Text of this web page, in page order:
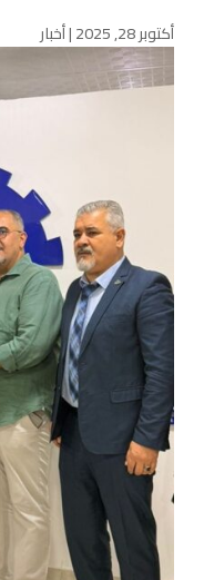
أكتوبر 28, 2025 |أخبار